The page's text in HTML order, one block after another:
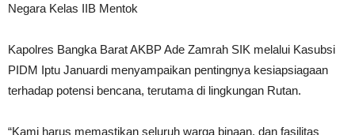
Negara Kelas IIB Mentok
Kapolres Bangka Barat AKBP Ade Zamrah SIK melalui Kasubsi
PIDM Iptu Januardi menyampaikan pentingnya kesiapsiagaan
terhadap potensi bencana, terutama di lingkungan Rutan.
“Kami harus memastikan seluruh warga binaan, dan fasilitas